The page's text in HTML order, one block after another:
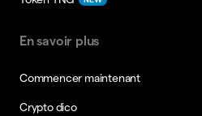
En savoir plus
Commencer maintenant
Crypto dico